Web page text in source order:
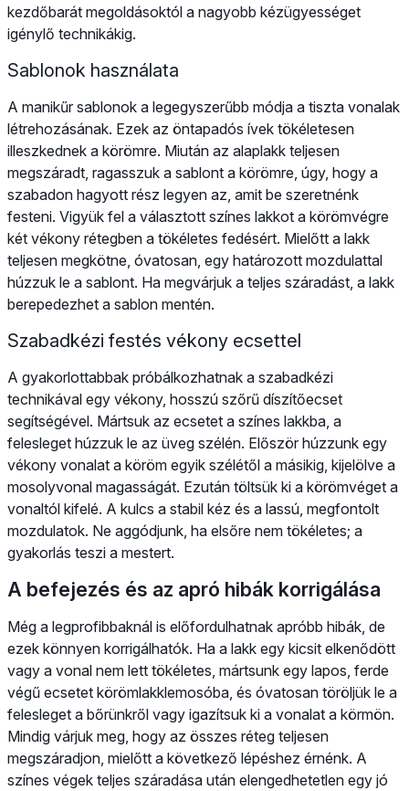
kezdőbarát megoldásoktól a nagyobb kézügyességet
igénylő technikákig.
Sablonok használata
A manikűr sablonok a legegyszerűbb módja a tiszta vonalak
létrehozásának. Ezek az öntapadós ívek tökéletesen
illeszkednek a körömre. Miután az alaplakk teljesen
megszáradt, ragasszuk a sablont a körömre, úgy, hogy a
szabadon hagyott rész legyen az, amit be szeretnénk
festeni. Vigyük fel a választott színes lakkot a körömvégre
két vékony rétegben a tökéletes fedésért. Mielőtt a lakk
teljesen megkötne, óvatosan, egy határozott mozdulattal
húzzuk le a sablont. Ha megvárjuk a teljes száradást, a lakk
berepedezhet a sablon mentén.
Szabadkézi festés vékony ecsettel
A gyakorlottabbak próbálkozhatnak a szabadkézi
technikával egy vékony, hosszú szőrű díszítőecset
segítségével. Mártsuk az ecsetet a színes lakkba, a
felesleget húzzuk le az üveg szélén. Először húzzunk egy
vékony vonalat a köröm egyik szélétől a másikig, kijelölve a
mosolyvonal magasságát. Ezután töltsük ki a körömvéget a
vonaltól kifelé. A kulcs a stabil kéz és a lassú, megfontolt
mozdulatok. Ne aggódjunk, ha elsőre nem tökéletes; a
gyakorlás teszi a mestert.
A befejezés és az apró hibák korrigálása
Még a legprofibbaknál is előfordulhatnak apróbb hibák, de
ezek könnyen korrigálhatók. Ha a lakk egy kicsit elkenődött
vagy a vonal nem lett tökéletes, mártsunk egy lapos, ferde
végű ecsetet körömlakklemosóba, és óvatosan töröljük le a
felesleget a bőrünkről vagy igazítsuk ki a vonalat a körmön.
Mindig várjuk meg, hogy az összes réteg teljesen
megszáradjon, mielőtt a következő lépéshez érnénk. A
színes végek teljes száradása után elengedhetetlen egy jó